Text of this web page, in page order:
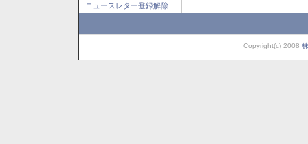
ニュースレター登録解除
Copyright(c) 2008